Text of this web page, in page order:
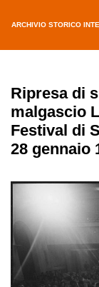
ARCHIVIO STORICO
Ripresa di
malgascio
Festival di
28 gennaio